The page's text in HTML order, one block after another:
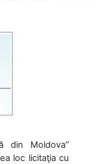
din Moldova”
loc licitaţia cu